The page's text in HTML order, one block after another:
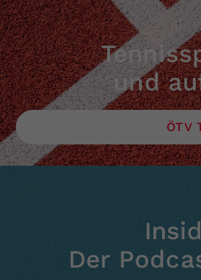
und
ÖTV
Der